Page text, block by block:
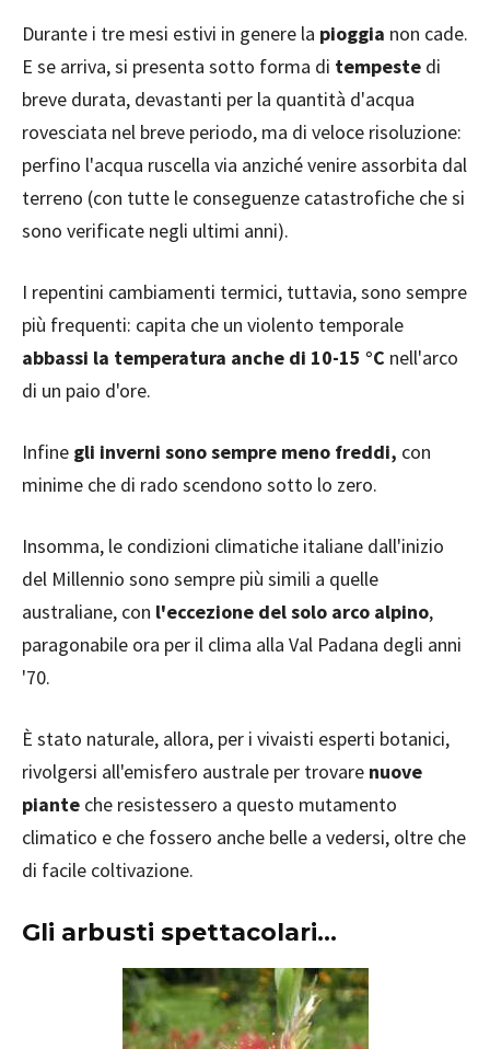
Durante i tre mesi estivi in genere la pioggia non cade.
E se arriva, si presenta sotto forma di tempeste di
breve durata, devastanti per la quantità d'acqua
rovesciata nel breve periodo, ma di veloce risoluzione:
perfino l'acqua ruscella via anziché venire assorbita dal
terreno (con tutte le conseguenze catastrofiche che si
sono verificate negli ultimi anni).
I repentini cambiamenti termici, tuttavia, sono sempre
più frequenti: capita che un violento temporale
abbassi la temperatura anche di 10-15 °C nell'arco
di un paio d'ore.
Infine gli inverni sono sempre meno freddi, con
minime che di rado scendono sotto lo zero.
Insomma, le condizioni climatiche italiane dall'inizio
del Millennio sono sempre più simili a quelle
australiane, con l'eccezione del solo arco alpino,
paragonabile ora per il clima alla Val Padana degli anni
'70.
È stato naturale, allora, per i vivaisti esperti botanici,
rivolgersi all'emisfero australe per trovare nuove
piante che resistessero a questo mutamento
climatico e che fossero anche belle a vedersi, oltre che
di facile coltivazione.
Gli arbusti spettacolari...